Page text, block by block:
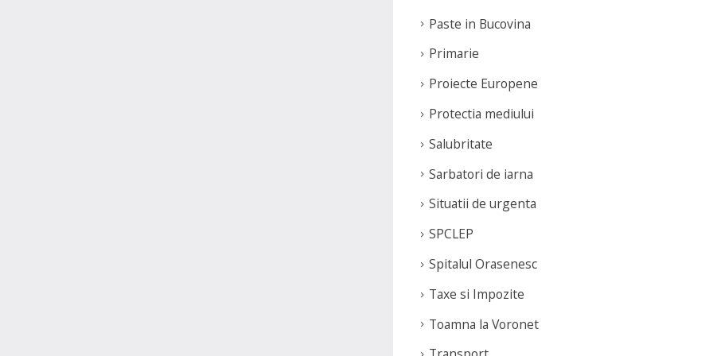
Paste in Bucovina
Primarie
Proiecte Europene
Protectia mediului
Salubritate
Sarbatori de iarna
Situatii de urgenta
SPCLEP
Spitalul Orasenesc
Taxe si Impozite
Toamna la Voronet